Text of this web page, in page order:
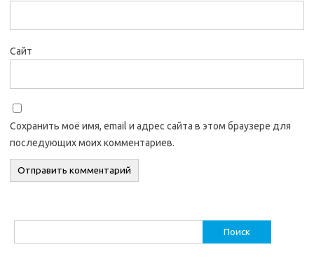
Сайт
Сохранить моё имя, email и адрес сайта в этом браузере для
последующих моих комментариев.